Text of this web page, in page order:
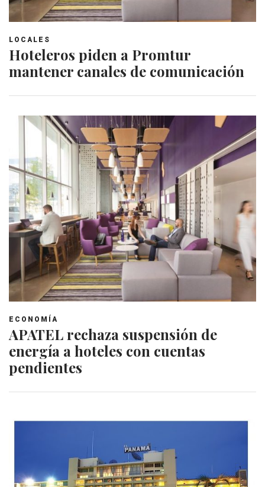
LOCALES
Hoteleros piden a Promtur
mantener canales de comunicación
ECONOMÍA
APATEL rechaza suspensión de
energía a hoteles con cuentas
pendientes